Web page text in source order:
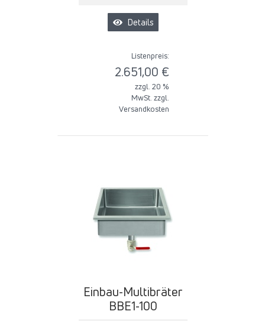
Details
Listenpreis:
2.651,00 €
zzgl. 20 %
MwSt. zzgl.
Versandkosten
Einbau-Multibräter
BBE1-100